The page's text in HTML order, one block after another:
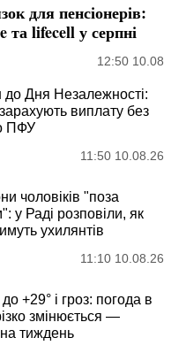
для пенсіонерів:
та lifecell у серпні
12:50 10.08
до Дня Незалежності:
виплату без
ПФУ
11:50 10.08.26
чоловіків "поза
у Раді розповіли, як
ухилянтів
11:10 10.08.26
до +29° і гроз: погода в
змінюється —
тиждень